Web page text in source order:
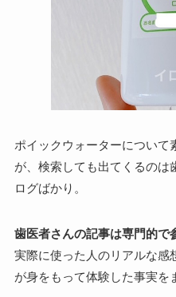
ポイックウォーターについて
が、検索しても出てくるのは
ログばかり。
歯医者さんの記事は専門的で
実際に使った人のリアルな感
が身をもって体験した事実を